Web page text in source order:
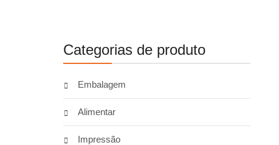
Categorias de produto
Embalagem
Alimentar
Impressão